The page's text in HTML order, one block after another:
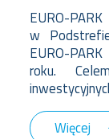
EURO-
w
EURO-
roku.
Więcej